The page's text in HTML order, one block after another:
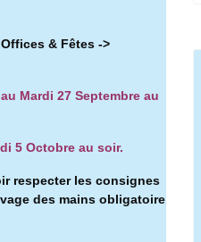
& Fêtes ->
Mardi 27 Septembre au
5 Octobre au soir.
respecter les consignes
des mains obligatoire